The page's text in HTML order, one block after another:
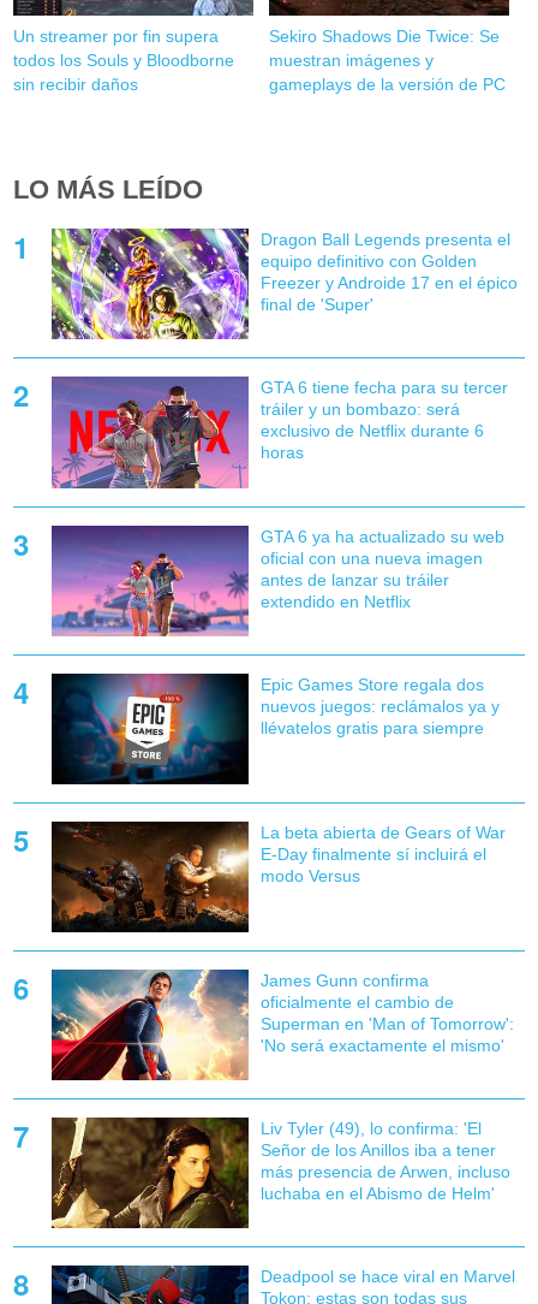
Un streamer por fin supera
todos los Souls y Bloodborne
sin recibir daños
Sekiro Shadows Die Twice: Se
muestran imágenes y
gameplays de la versión de PC
LO MÁS LEÍDO
Dragon Ball Legends presenta el
equipo definitivo con Golden
Freezer y Androide 17 en el épico
final de 'Super'
GTA 6 tiene fecha para su tercer
tráiler y un bombazo: será
exclusivo de Netflix durante 6
horas
GTA 6 ya ha actualizado su web
oficial con una nueva imagen
antes de lanzar su tráiler
extendido en Netflix
Epic Games Store regala dos
nuevos juegos: reclámalos ya y
llévatelos gratis para siempre
La beta abierta de Gears of War
E-Day finalmente sí incluirá el
modo Versus
James Gunn confirma
oficialmente el cambio de
Superman en 'Man of Tomorrow':
'No será exactamente el mismo'
Liv Tyler (49), lo confirma: 'El
Señor de los Anillos iba a tener
más presencia de Arwen, incluso
luchaba en el Abismo de Helm'
Deadpool se hace viral en Marvel
Tokon: estas son todas sus